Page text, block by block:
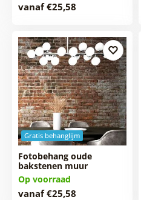
vanaf €25,58
Gratis behanglijm
Fotobehang oude
bakstenen muur
Op voorraad
vanaf €25,58